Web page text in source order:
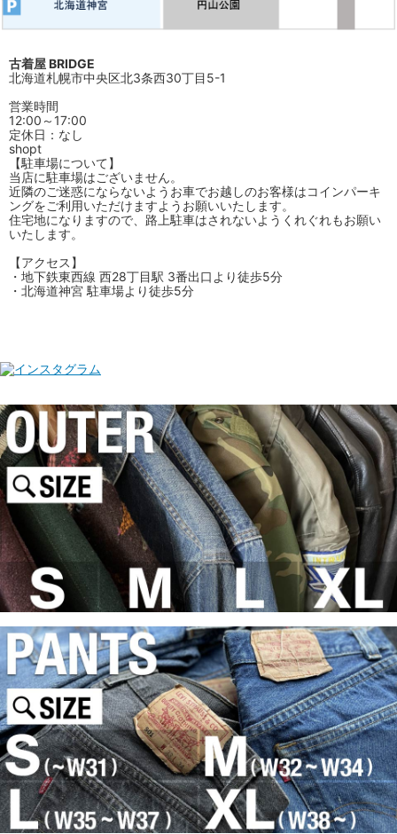
古着屋 BRIDGE
北海道札幌市中央区北3条西30丁目5-1
営業時間
12:00～17:00
定休日：なし
shopt
【駐車場について】
当店に駐車場はございません。
近隣のご迷惑にならないようお車でお越しのお客様はコインパーキ
ングをご利用いただけますようお願いいたします。
住宅地になりますので、路上駐車はされないようくれぐれもお願い
いたします。
【アクセス】
・地下鉄東西線 西28丁目駅 3番出口より徒歩5分
・北海道神宮 駐車場より徒歩5分